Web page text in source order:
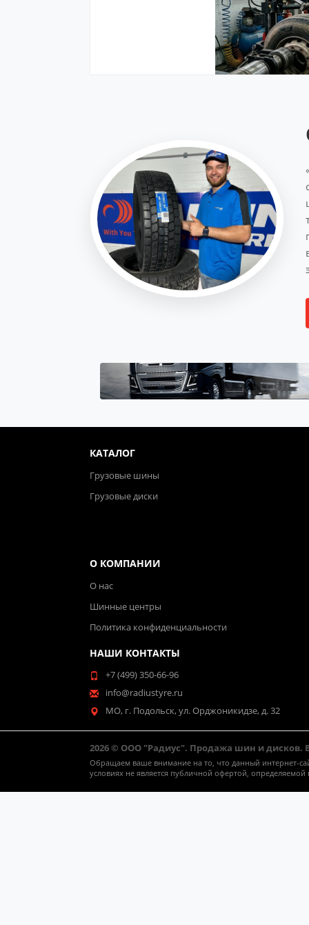
КАТАЛОГ
Грузовые шины
Грузовые диски
О КОМПАНИИ
О нас
Шинные центры
Политика конфиденциальности
НАШИ КОНТАКТЫ
+7 (499) 350-66-96
info@radiustyre.ru
МО, г. Подольск, ул. Орджоникидзе, д. 32
2026 © ООО "Радиус". Продажа шин и дисков.
Обращаем ваше внимание на то, что данный интернет-
условиях не является публичной офертой,